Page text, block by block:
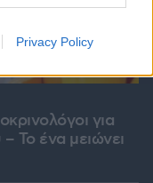
Privacy Policy
για
Το ένα μειώνει